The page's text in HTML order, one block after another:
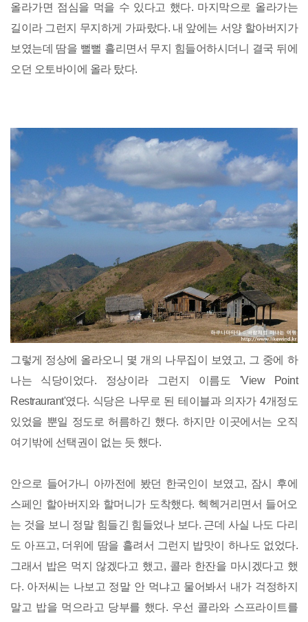
올라가면 점심을 먹을 수 있다고 했다. 마지막으로 올라가는
길이라 그런지 무지하게 가파랐다. 내 앞에는 서양 할아버지가
보였는데 땀을 뻘뻘 흘리면서 무지 힘들어하시더니 결국 뒤에
오던 오토바이에 올라 탔다.
그렇게 정상에 올라오니 몇 개의 나무집이 보였고, 그 중에 하
나는 식당이었다. 정상이라 그런지 이름도 'View Point
Restraurant'였다. 식당은 나무로 된 테이블과 의자가 4개정도
있었을 뿐일 정도로 허름하긴 했다. 하지만 이곳에서는 오직
여기밖에 선택권이 없는 듯 했다.
안으로 들어가니 아까전에 봤던 한국인이 보였고, 잠시 후에
스페인 할아버지와 할머니가 도착했다. 헥헥거리면서 들어오
는 것을 보니 정말 힘들긴 힘들었나 보다. 근데 사실 나도 다리
도 아프고, 더위에 땀을 흘려서 그런지 밥맛이 하나도 없었다.
그래서 밥은 먹지 않겠다고 했고, 콜라 한잔을 마시겠다고 했
다. 아저씨는 나보고 정말 안 먹냐고 물어봐서 내가 걱정하지
말고 밥을 먹으라고 당부를 했다. 우선 콜라와 스프라이트를